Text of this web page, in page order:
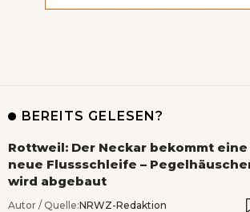
BEREITS GELESEN?
Rottweil: Der Neckar bekommt eine
neue Flussschleife –
wird abgebaut
Autor / Quelle:NRWZ-Redaktion